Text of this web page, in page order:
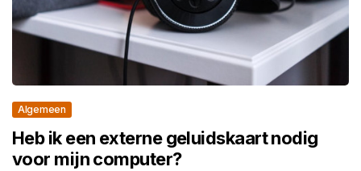
Algemeen
Heb ik een externe geluidskaart nodig
voor mijn computer?